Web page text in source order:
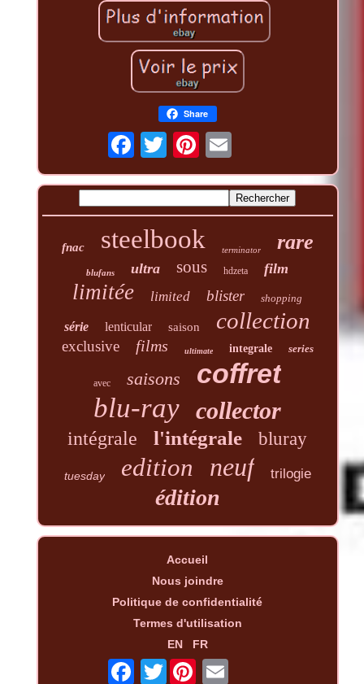
Share
fnac steelbook terminator rare
blufans ultra sous hdzeta film
limitée limited blister shopping
série lenticular saison collection
exclusive films ultimate integrale series
avec saisons coffret
blu-ray collector
intégrale l'intégrale bluray
tuesday edition neuf trilogie
édition
Accueil
Nous joindre
Politique de confidentialité
Termes d'utilisation
EN
FR
Twitter